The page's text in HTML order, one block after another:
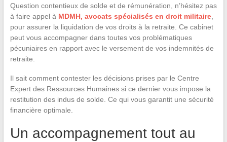
Question contentieux de solde et de rémunération, n’hésitez pas
à faire appel à MDMH, avocats spécialisés en droit militaire,
pour assurer la liquidation de vos droits à la retraite. Ce cabinet
peut vous accompagner dans toutes vos problématiques
pécuniaires en rapport avec le versement de vos indemnités de
retraite.
Il sait comment contester les décisions prises par le Centre
Expert des Ressources Humaines si ce dernier vous impose la
restitution des indus de solde. Ce qui vous garantit une sécurité
financière optimale.
Un accompagnement tout au